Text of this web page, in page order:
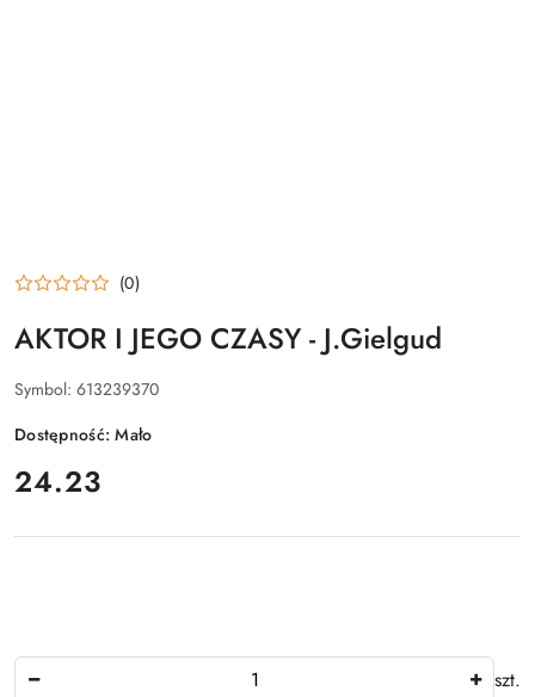
(0)
AKTOR I JEGO CZASY - J.Gielgud
Symbol: 613239370
Dostępność:Mało
cena:
24.23
szt.